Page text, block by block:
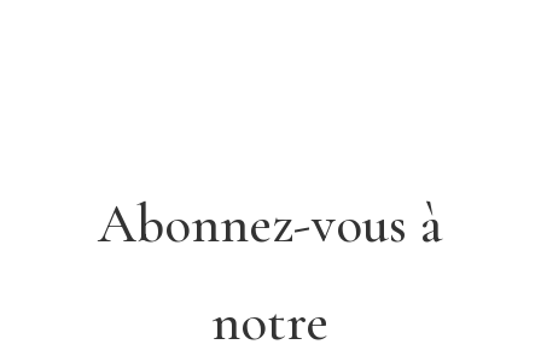
Abonnez-vous à
notre